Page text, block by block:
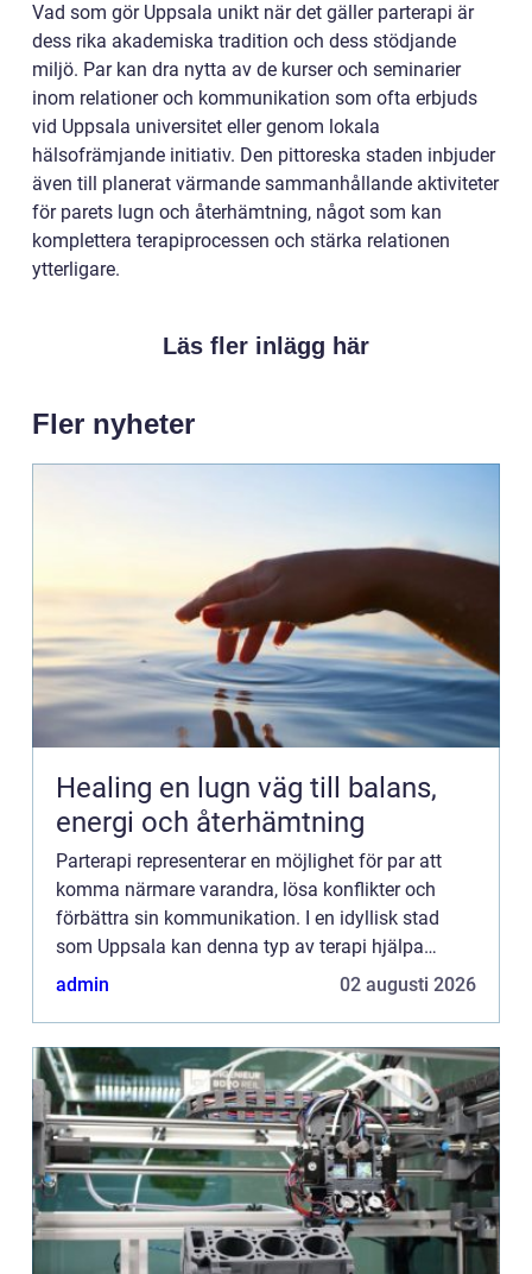
Vad som gör Uppsala unikt när det gäller parterapi är
dess rika akademiska tradition och dess stödjande
miljö. Par kan dra nytta av de kurser och seminarier
inom relationer och kommunikation som ofta erbjuds
vid Uppsala universitet eller genom lokala
hälsofrämjande initiativ. Den pittoreska staden inbjuder
även till planerat värmande sammanhållande aktiviteter
för parets lugn och återhämtning, något som kan
komplettera terapiprocessen och stärka relationen
ytterligare.
Läs fler inlägg här
Fler nyheter
Healing en lugn väg till balans,
energi och återhämtning
Parterapi representerar en möjlighet för par att
komma närmare varandra, lösa konflikter och
förbättra sin kommunikation. I en idyllisk stad
som Uppsala kan denna typ av terapi hjälpa
individer i en relation att ta ...
admin 02 augusti 2026